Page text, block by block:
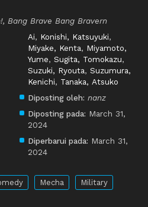
Bang Brave Bang Bravern
Ai, Konishi, Katsuyuki,
Miyake, Kenta, Miyamoto,
Yume,Sugita, Tomokazu,
Suzuki, Ryouta,Suzumura,
Kenichi, Tanaka, Atsuko
Diposting oleh: nanz
Diposting pada: March 31,
2024
Diperbarui pada: March 31,
2024
Mecha
Military